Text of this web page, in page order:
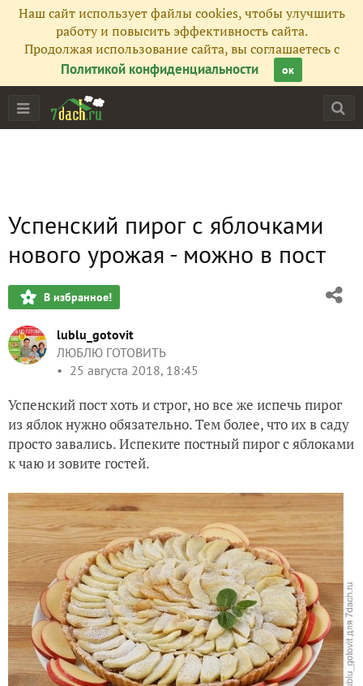
Наш сайт использует файлы cookies, чтобы улучшить
работу и повысить эффективность сайта.
Продолжая использование сайта, вы соглашаетесь с
Политикой конфиденциальности
ок
Успенский пирог с яблочками
нового урожая - можно в пост
В избранное!
lublu_gotovit
ЛЮБЛЮ ГОТОВИТЬ
25 августа 2018, 18:45
Успенский пост хоть и строг, но все же испечь пирог
из яблок нужно обязательно. Тем более, что их в саду
просто завались. Испеките постный пирог с яблоками
к чаю и зовите гостей.